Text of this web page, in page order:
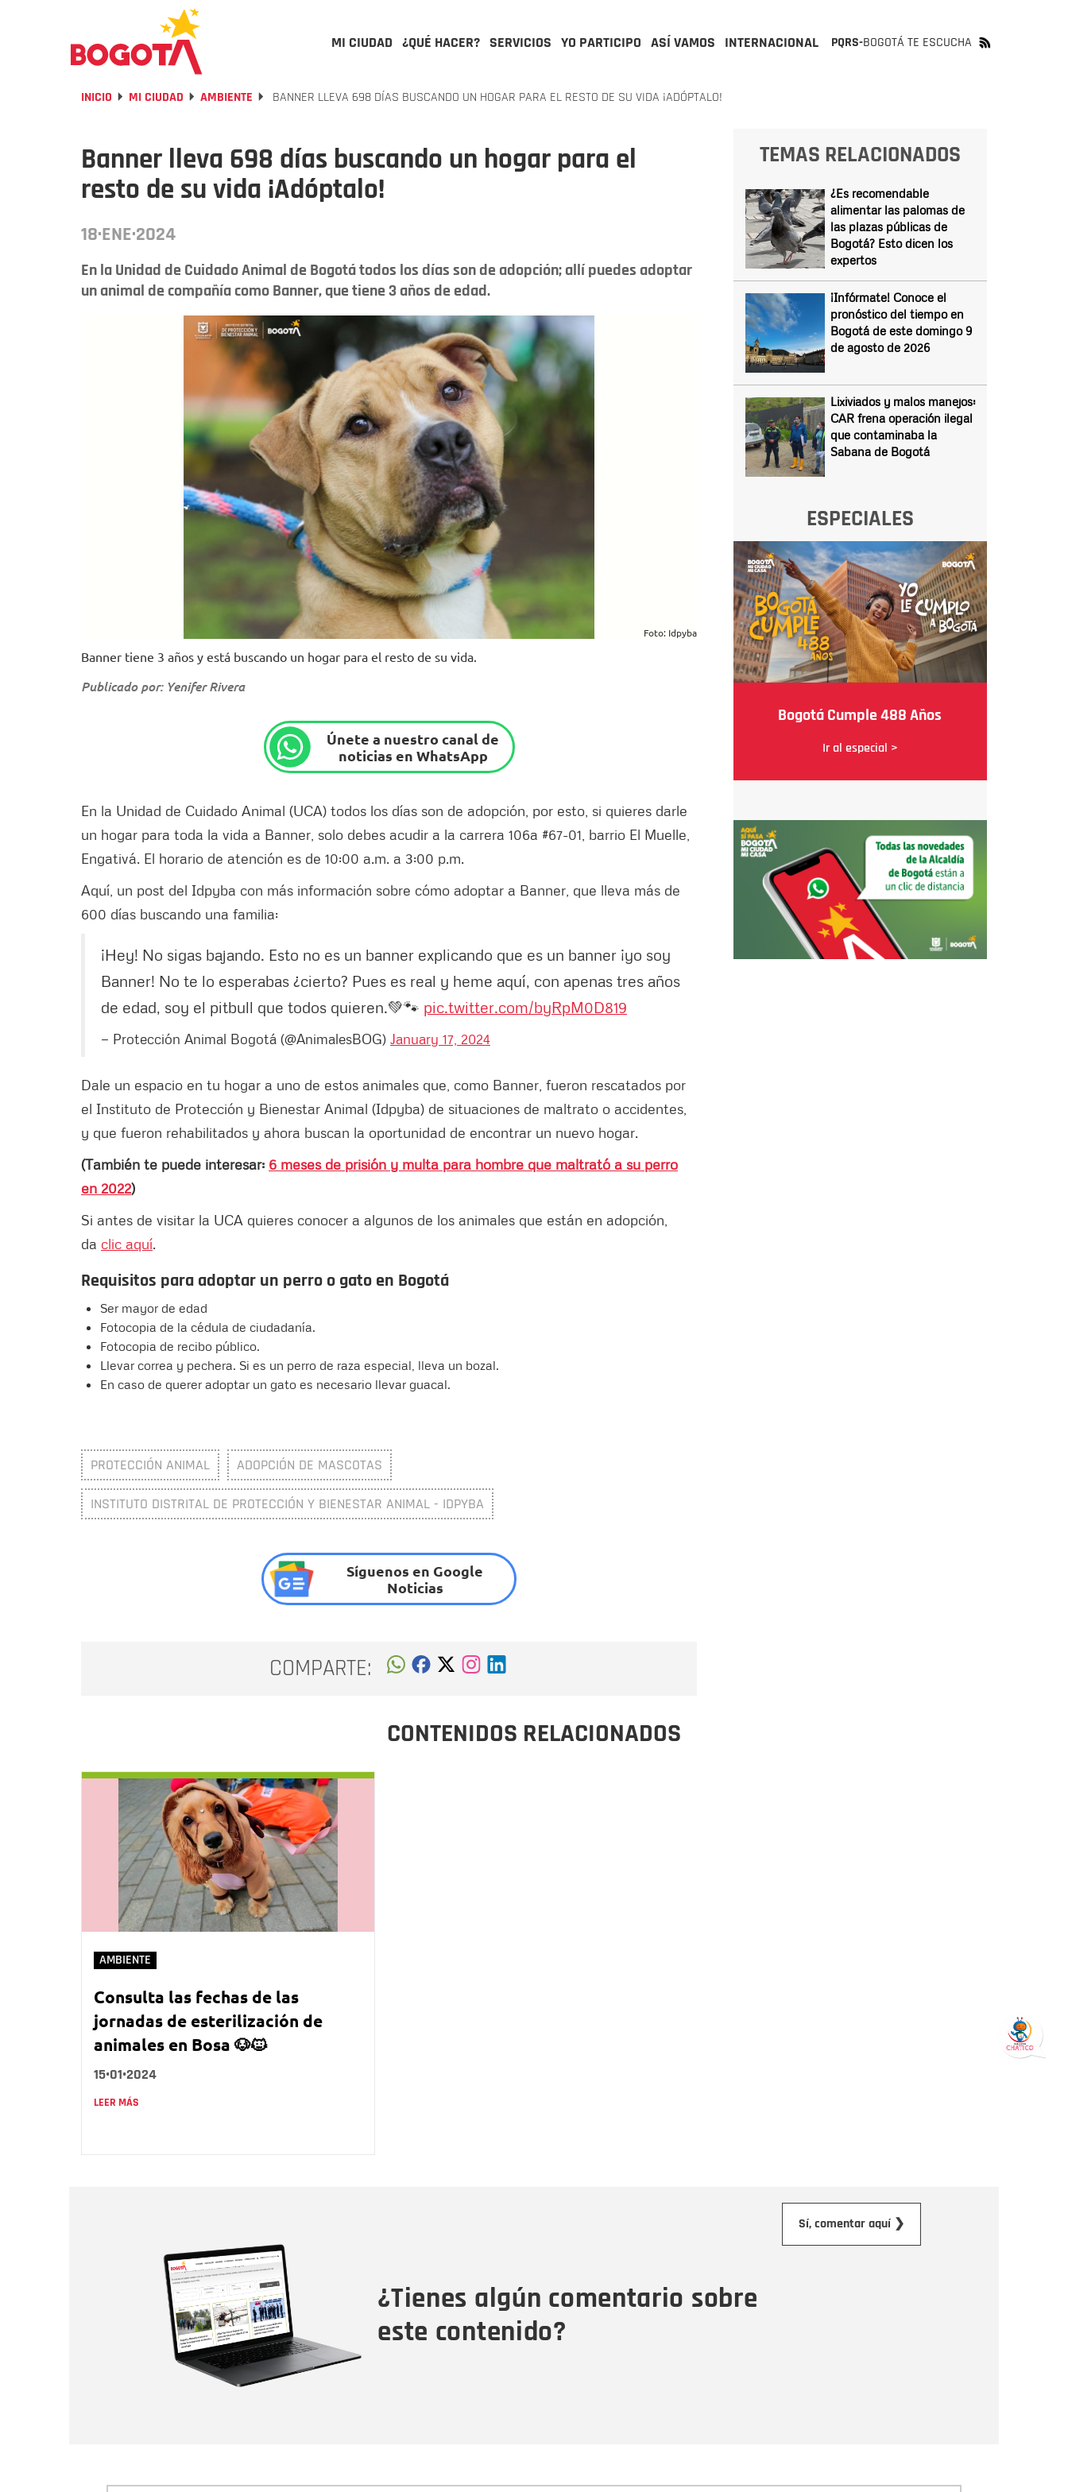
MI CIUDAD ¿QUÉ HACER? SERVICIOS YO PARTICIPO ASÍ VAMOS INTERNACIONAL PQRS-BOGOTÁ TE ESCUCHA
INICIO MI CIUDAD AMBIENTE BANNER LLEVA 698 DÍAS BUSCANDO UN HOGAR PARA EL RESTO DE SU VIDA ¡ADÓPTALO!
Banner lleva 698 días buscando un hogar para el
resto de su vida ¡Adóptalo!
18·ENE·2024
En la Unidad de Cuidado Animal de Bogotá todos los días son de adopción; allí puedes adoptar
un animal de compañía como Banner, que tiene 3 años de edad.
Foto: Idpyba
Banner tiene 3 años y está buscando un hogar para el resto de su vida.
Publicado por: Yenifer Rivera
Únete a nuestro canal de
noticias en WhatsApp
En la Unidad de Cuidado Animal (UCA) todos los días son de adopción, por esto, si quieres darle
un hogar para toda la vida a Banner, solo debes acudir a la carrera 106a #67-01, barrio El Muelle,
Engativá. El horario de atención es de 10:00 a.m. a 3:00 p.m.
Aquí, un post del Idpyba con más información sobre cómo adoptar a Banner, que lleva más de
600 días buscando una familia:
¡Hey! No sigas bajando. Esto no es un banner explicando que es un banner ¡yo soy
Banner! No te lo esperabas ¿cierto? Pues es real y heme aquí, con apenas tres años
de edad, soy el pitbull que todos quieren.💚🐾 pic.twitter.com/byRpM0D819
— Protección Animal Bogotá (@AnimalesBOG) January 17, 2024
Dale un espacio en tu hogar a uno de estos animales que, como Banner, fueron rescatados por
el Instituto de Protección y Bienestar Animal (Idpyba) de situaciones de maltrato o accidentes,
y que fueron rehabilitados y ahora buscan la oportunidad de encontrar un nuevo hogar.
(También te puede interesar: 6 meses de prisión y multa para hombre que maltrató a su perro
en 2022)
Si antes de visitar la UCA quieres conocer a algunos de los animales que están en adopción,
da clic aquí.
Requisitos para adoptar un perro o gato en Bogotá
Ser mayor de edad
Fotocopia de la cédula de ciudadanía.
Fotocopia de recibo público.
Llevar correa y pechera. Si es un perro de raza especial, lleva un bozal.
En caso de querer adoptar un gato es necesario llevar guacal.
PROTECCIÓN ANIMAL ADOPCIÓN DE MASCOTAS
INSTITUTO DISTRITAL DE PROTECCIÓN Y BIENESTAR ANIMAL - IDPYBA
Síguenos en Google
Noticias
COMPARTE:
TEMAS RELACIONADOS
¿Es recomendable
alimentar las palomas de
las plazas públicas de
Bogotá? Esto dicen los
expertos
¡Infórmate! Conoce el
pronóstico del tiempo en
Bogotá de este domingo 9
de agosto de 2026
Lixiviados y malos manejos:
CAR frena operación ilegal
que contaminaba la
Sabana de Bogotá
ESPECIALES
Bogotá Cumple 488 Años
Ir al especial >
CONTENIDOS RELACIONADOS
AMBIENTE
Consulta las fechas de las
jornadas de esterilización de
animales en Bosa 🐶🐱
15•01•2024
LEER MÁS
¿Tienes algún comentario sobre
este contenido?
Sí, comentar aquí ❯